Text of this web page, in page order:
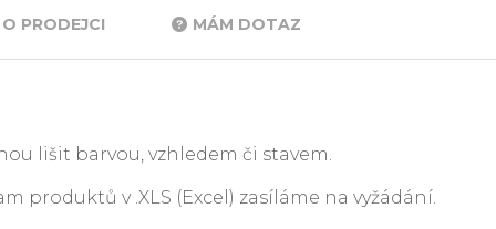
O PRODEJCI MÁM DOTAZ
lišit barvou, vzhledem či stavem.
produktů v .XLS (Excel) zasíláme na vyžádání.